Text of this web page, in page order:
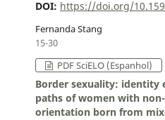
DOI: https://doi.org/
Fernanda Stang
15-30
PDF SciELO (Espanhol)
Border sexuality: identity
paths of women with
orientation born from